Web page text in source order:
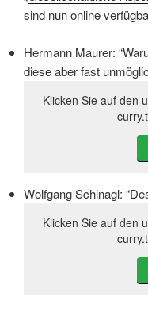
sind nun online
Hermann Maurer:
diese aber fast
Klicken Sie auf den
Wolfgang Schinagl:
Klicken Sie auf den